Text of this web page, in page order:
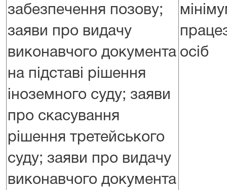
забезпечення позову;
заяви про видачу
виконавчого документа
на підставі рішення
іноземного суду; заяви
про скасування
рішення третейського
суду; заяви про видачу
виконавчого документа
осіб